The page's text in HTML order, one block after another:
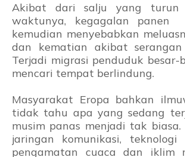
Akibat dari salju yang turun
waktunya, kegagalan panen
kemudian menyebabkan
dan kematian akibat
Terjadi migrasi penduduk besar-
mencari tempat berlindung.
Masyarakat Eropa bahkan
tidak tahu apa yang sedang
musim panas menjadi tak biasa.
jaringan komunikasi, teknologi
pengamatan cuaca dan iklim